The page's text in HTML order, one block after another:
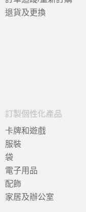
退貨及更換
訂製個性化產品
卡牌和遊戲
服裝
袋
電子用品
配飾
家居及辦公室